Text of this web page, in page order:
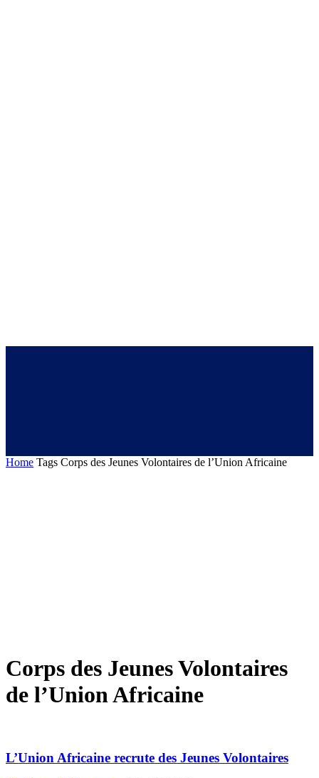
Home Tags Corps des Jeunes Volontaires de l’Union Africaine
Corps des Jeunes Volontaires
de l’Union Africaine
L’Union Africaine recrute des Jeunes Volontaires